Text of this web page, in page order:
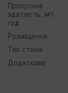
Пропускна
здатність, м³/
год
Розміщення
Тип стінок
Додатково